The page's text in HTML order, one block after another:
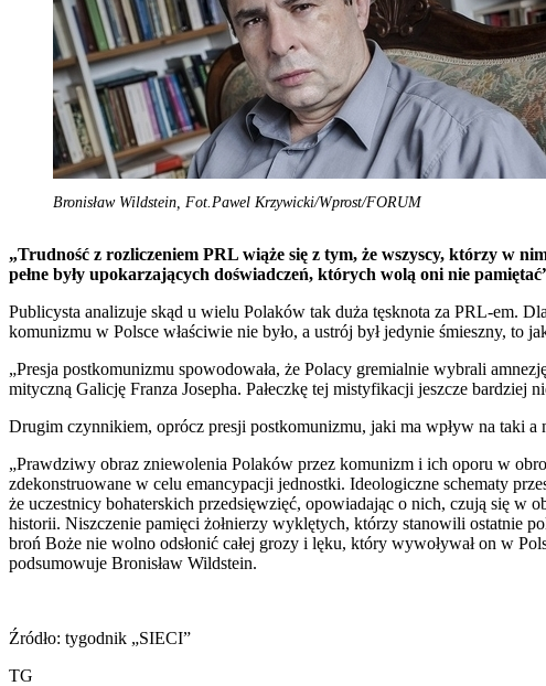
Bronisław Wildstein, Fot.Pawel Krzywicki/Wprost/FORUM
„Trudność z rozliczeniem PRL wiąże się z tym, że wszyscy, którzy w
pełne były upokarzających doświadczeń, których wolą oni nie
Publicysta analizuje skąd u wielu Polaków tak duża tęsknota za PRL-em.
komunizmu w Polsce właściwie nie było, a ustrój był jedynie śmieszny, to
„Presja postkomunizmu spowodowała, że Polacy gremialnie wybrali
mityczną Galicję Franza Josepha. Pałeczkę tej mistyfikacji jeszcze
Drugim czynnikiem, oprócz presji postkomunizmu, jaki ma wpływ na taki
„Prawdziwy obraz zniewolenia Polaków przez komunizm i ich oporu w
zdekonstruowane w celu emancypacji jednostki. Ideologiczne schematy
że uczestnicy bohaterskich przedsięwzięć, opowiadając o nich, czują się w
historii. Niszczenie pamięci żołnierzy wyklętych, którzy stanowili ostatnie
broń Boże nie wolno odsłonić całej grozy i lęku, który wywoływał on w
podsumowuje Bronisław Wildstein.
Źródło: tygodnik „SIECI”
TG